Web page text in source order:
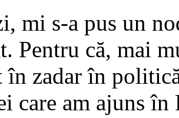
mi s-a pus un
Pentru că, mai
în zadar în
care am ajuns